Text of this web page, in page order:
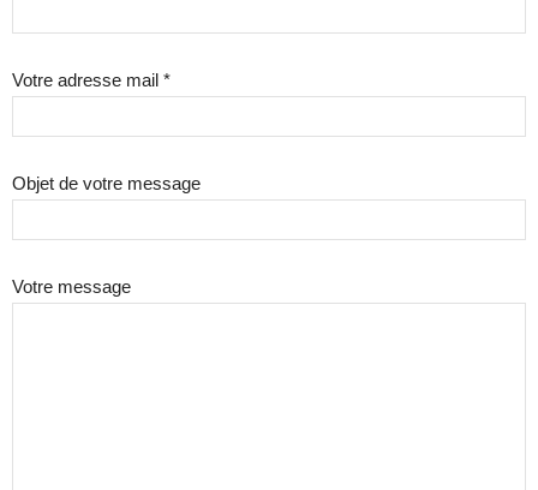
Votre adresse mail *
Objet de votre message
Votre message